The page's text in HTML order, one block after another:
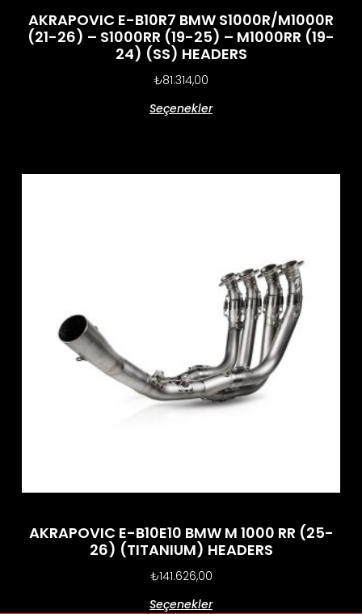
AKRAPOVIC E-B10R7 BMW S1000R/M1000R
(21-26) – S1000RR (19-25) – M1000RR (19-
24) (SS) HEADERS
₺81.314,00
Seçenekler
AKRAPOVIC E-B10E10 BMW M 1000 RR (25-
26) (TITANIUM) HEADERS
₺141.626,00
Seçenekler